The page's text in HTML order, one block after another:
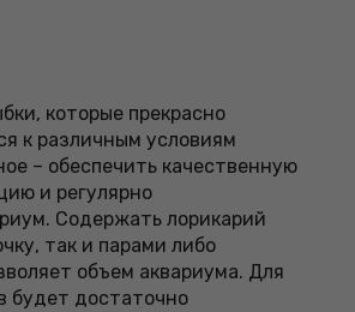
которые прекрасно
к различным условиям
– обеспечить качественную
и регулярно
Содержать лорикарий
так и парами либо
объем аквариума. Для
будет достаточно